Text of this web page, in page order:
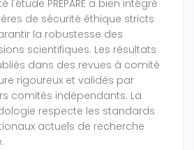
l'étude PREPARE a bien intégré
de sécurité éthique stricts
la robustesse des
scientifiques. Les résultats
dans des revues à comité
rigoureux et validés par
comités indépendants. La
respecte les standards
actuels de recherche